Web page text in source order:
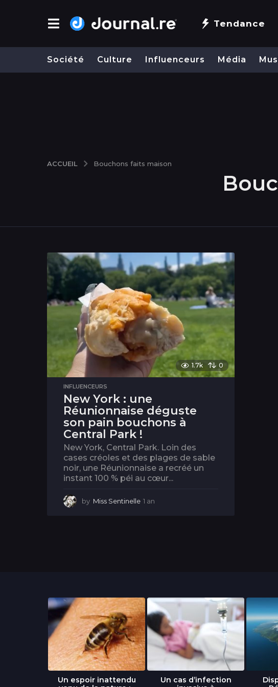
Tendance
Société Culture Influenceurs Média
ACCUEIL Bouchons faits maison
1.7k 0
INFLUENCEURS
New York : une
Réunionnaise déguste
son pain bouchons à
Central Park !
New York, Central Park. Loin des
cases créoles et des plages de sable
noir, une Réunionnaise a recréé un
instant 100 % péi au cœur...
by Miss Sentinelle 1 an
Un espoir inattendu
Un cas d’infection